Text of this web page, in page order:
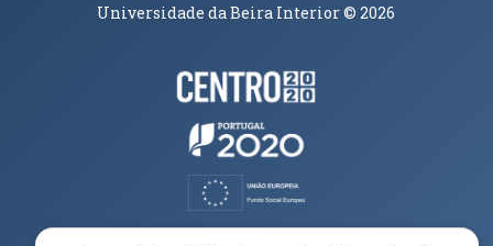
Universidade da Beira Interior© 2026
Parceiros e Financiadores